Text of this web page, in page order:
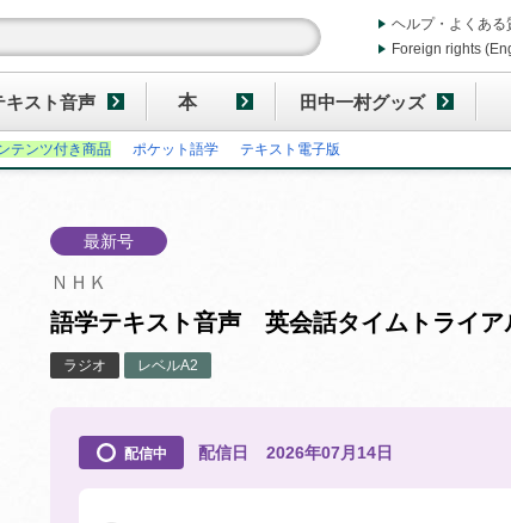
ヘルプ・よくある
Foreign rights
キスト音声 本 田中一村グッズ
テンツ付き商品 ポケット語学 テキスト電子版
最新号
ＮＨＫ
語学テキスト音声 英会話タイムトライ
ラジオ レベルA2
配信中 配信日 2026年07月14日